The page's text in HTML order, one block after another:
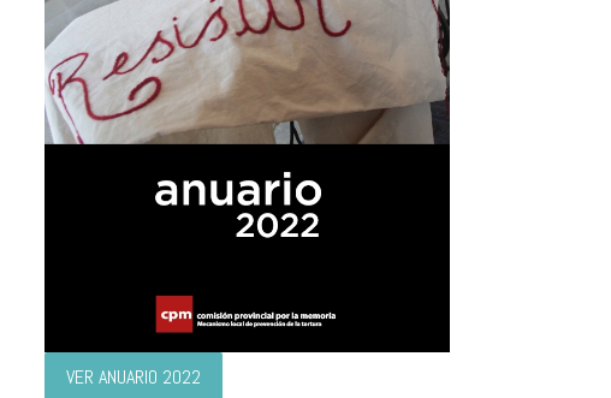
VER ANUARIO 2022